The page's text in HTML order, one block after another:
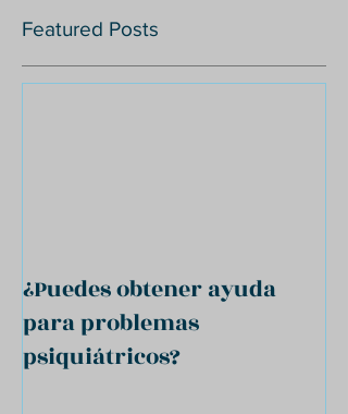
Featured Posts
¿Puedes obtener ayuda
para problemas
psiquiátricos?